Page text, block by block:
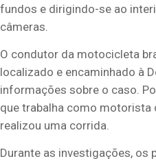
fundos e dirigindo-se ao
câmeras.
O condutor da motocicleta
localizado e encaminhado à
informações sobre o caso.
que trabalha como motorista
realizou uma corrida.
Durante as investigações, os